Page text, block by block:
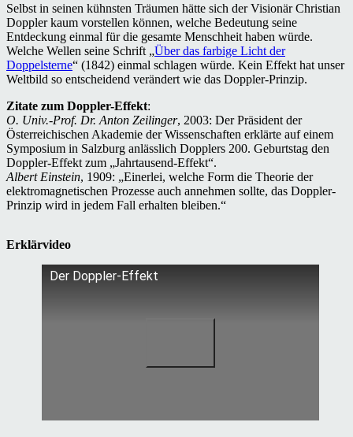
Selbst in seinen kühnsten Träumen hätte sich der Visionär Christian
Doppler kaum vorstellen können, welche Bedeutung seine
Entdeckung einmal für die gesamte Menschheit haben würde.
Welche Wellen seine Schrift „Über das farbige Licht der
Doppelsterne“ (1842) einmal schlagen würde. Kein Effekt hat unser
Weltbild so entscheidend verändert wie das Doppler-Prinzip.
Zitate zum Doppler-Effekt:
O. Univ.-Prof. Dr. Anton Zeilinger, 2003: Der Präsident der
Österreichischen Akademie der Wissenschaften erklärte auf einem
Symposium in Salzburg anlässlich Dopplers 200. Geburtstag den
Doppler-Effekt zum „Jahrtausend-Effekt“.
Albert Einstein, 1909: „Einerlei, welche Form die Theorie der
elektromagnetischen Prozesse auch annehmen sollte, das Doppler-
Prinzip wird in jedem Fall erhalten bleiben.“
Erklärvideo
Der Doppler-Effekt